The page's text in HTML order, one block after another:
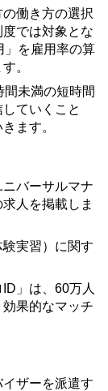
働き方の選択
では対象とな
」を雇用率の算
。
未満の短時間
ていくこと
ます。
バーサルマナ
人を掲載しま
実習）に関す
」は、60万人
果的なマッチ
ザーを派遣す